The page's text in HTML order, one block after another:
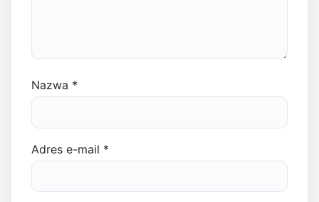
Nazwa *
Adres e-mail *